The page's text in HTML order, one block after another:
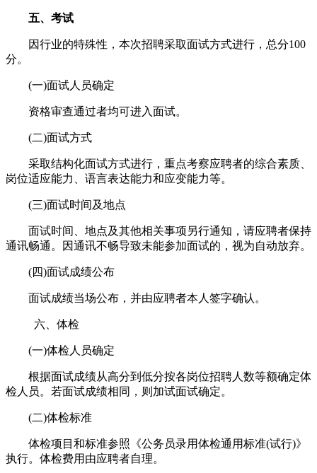
五、考试
因行业的特殊性，本次招聘采取面试方式进行，总分100
分。
(一)面试人员确定
资格审查通过者均可进入面试。
(二)面试方式
采取结构化面试方式进行，重点考察应聘者的综合素质、
岗位适应能力、语言表达能力和应变能力等。
(三)面试时间及地点
面试时间、地点及其他相关事项另行通知，请应聘者保持
通讯畅通。因通讯不畅导致未能参加面试的，视为自动放弃。
(四)面试成绩公布
面试成绩当场公布，并由应聘者本人签字确认。
六、体检
(一)体检人员确定
根据面试成绩从高分到低分按各岗位招聘人数等额确定体
检人员。若面试成绩相同，则加试面试确定。
(二)体检标准
体检项目和标准参照《公务员录用体检通用标准(试行)》
执行。体检费用由应聘者自理。